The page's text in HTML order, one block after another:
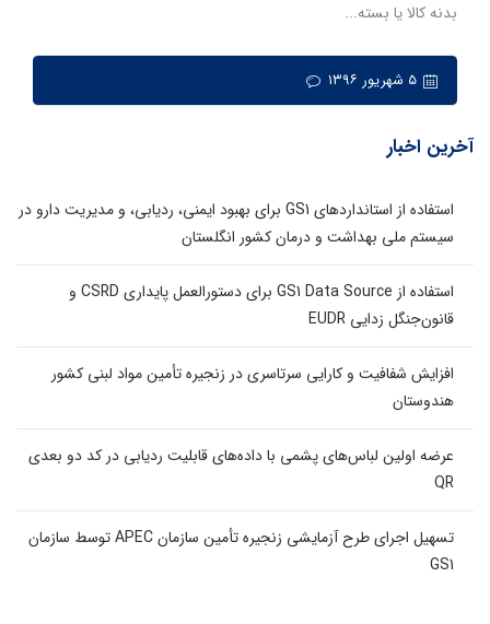
بدنه کالا یا بسته...
۵ شهریور ۱۳۹۶
آخرین اخبار
استفاده از استانداردهای GS1 برای بهبود ایمنی، ردیابی، و مدیریت دارو در
سیستم ملی بهداشت و درمان کشور انگلستان
استفاده از GS1 Data Source برای دستورالعمل پایداری CSRD و
قانون‌جنگل زدایی EUDR
افزایش شفافیت و کارایی سرتاسری در زنجیره تأمین مواد لبنی کشور
هندوستان
عرضه اولین لباس‌های پشمی با داده‌های قابلیت ردیابی در کد دو بعدی
QR
تسهیل اجرای طرح آزمایشی زنجیره تأمین سازمان APEC توسط سازمان
GS1